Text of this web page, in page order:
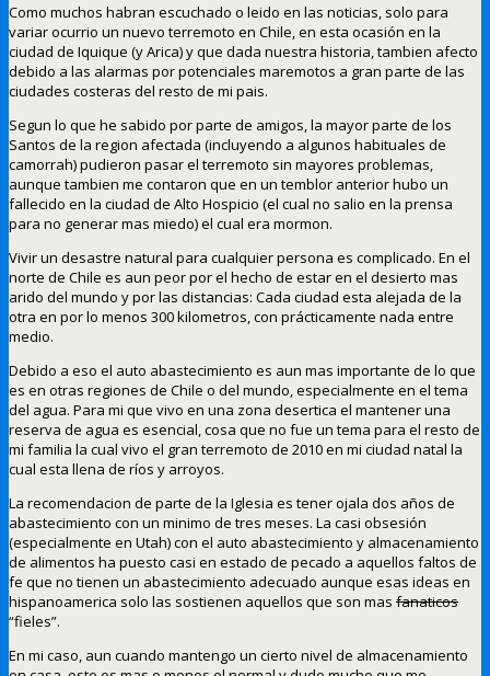
Como muchos habran escuchado o leido en las noticias, solo para
variar ocurrio un nuevo terremoto en Chile, en esta ocasión en la
ciudad de Iquique (y Arica) y que dada nuestra historia, tambien afecto
debido a las alarmas por potenciales maremotos a gran parte de las
ciudades costeras del resto de mi pais.
Segun lo que he sabido por parte de amigos, la mayor parte de los
Santos de la region afectada (incluyendo a algunos habituales de
camorrah) pudieron pasar el terremoto sin mayores problemas,
aunque tambien me contaron que en un temblor anterior hubo un
fallecido en la ciudad de Alto Hospicio (el cual no salio en la prensa
para no generar mas miedo) el cual era mormon.
Vivir un desastre natural para cualquier persona es complicado. En el
norte de Chile es aun peor por el hecho de estar en el desierto mas
arido del mundo y por las distancias: Cada ciudad esta alejada de la
otra en por lo menos 300 kilometros, con prácticamente nada entre
medio.
Debido a eso el auto abastecimiento es aun mas importante de lo que
es en otras regiones de Chile o del mundo, especialmente en el tema
del agua. Para mi que vivo en una zona desertica el mantener una
reserva de agua es esencial, cosa que no fue un tema para el resto de
mi familia la cual vivo el gran terremoto de 2010 en mi ciudad natal la
cual esta llena de ríos y arroyos.
La recomendacion de parte de la Iglesia es tener ojala dos años de
abastecimiento con un minimo de tres meses. La casi obsesión
(especialmente en Utah) con el auto abastecimiento y almacenamiento
de alimentos ha puesto casi en estado de pecado a aquellos faltos de
fe que no tienen un abastecimiento adecuado aunque esas ideas en
hispanoamerica solo las sostienen aquellos que son mas fanaticos
“fieles”.
En mi caso, aun cuando mantengo un cierto nivel de almacenamiento